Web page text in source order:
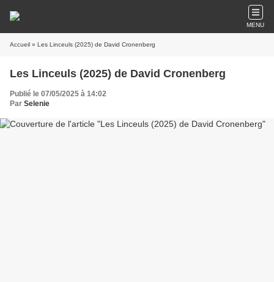
MENU
Accueil » Les Linceuls (2025) de David Cronenberg
Les Linceuls (2025) de David Cronenberg
Publié le 07/05/2025 à 14:02
Par Selenie